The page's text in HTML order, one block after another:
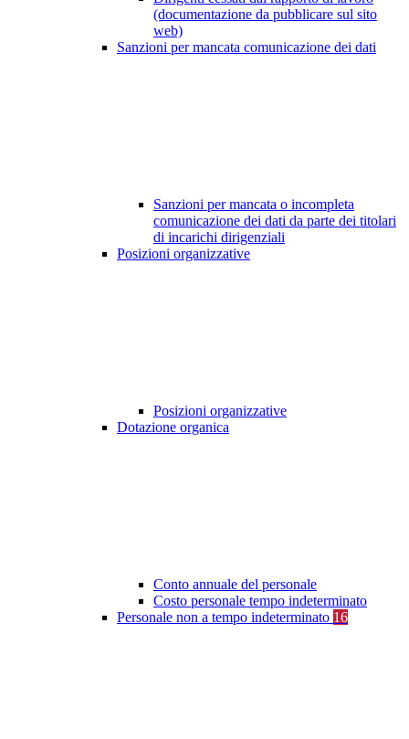
(documentazione da pubblicare sul sito
web)
Sanzioni per mancata comunicazione dei dati
Sanzioni per mancata o incompleta
comunicazione dei dati da parte dei titolari
di incarichi dirigenziali
Posizioni organizzative
Posizioni organizzative
Dotazione organica
Conto annuale del personale
Costo personale tempo indeterminato
Personale non a tempo indeterminato 16